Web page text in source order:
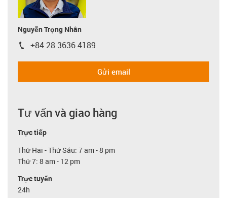
Nguyễn Trọng Nhân
igus-icon-phone
+84 28 3636 4189
Gửi email
Tư vấn và giao hàng
Trực tiếp
Thứ Hai - Thứ Sáu: 7 am - 8 pm
Thứ 7: 8 am - 12 pm
Trực tuyến
24h